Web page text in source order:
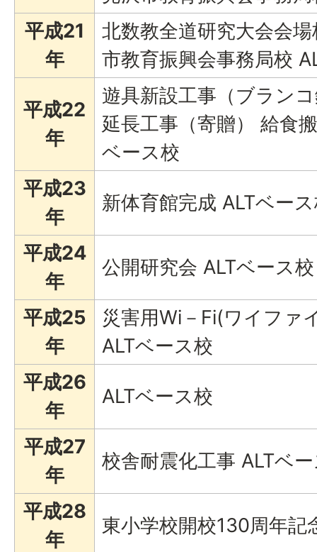
平成21
年
北数教全道研究大会会
市教育振興会事務局校
平成22
年
遊具新設工事（ブラン
延長工事（寄贈） 給食
ベース校
平成23
年
新体育館完成 ALTベー
平成24
年
公開研究会 ALTベース校
平成25
年
災害用Wi－Fi(ワイファ
ALTベース校
平成26
年
ALTベース校
平成27
年
校舎耐震化工事 ALTベ
平成28
年
東小学校開校130周年記